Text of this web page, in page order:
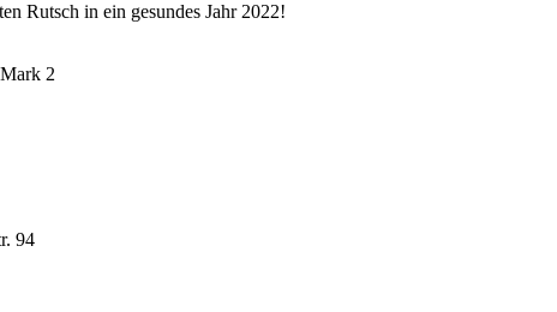
Rutsch in ein gesundes Jahr 2022!
2
94